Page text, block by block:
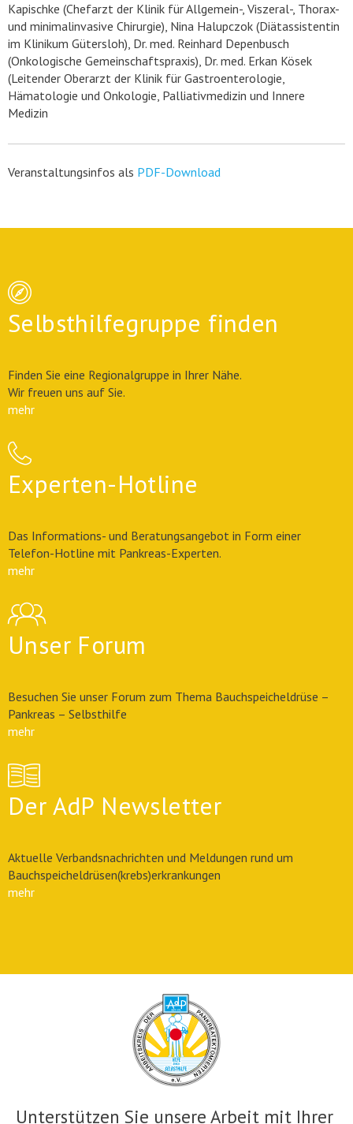
Kapischke (Chefarzt der Klinik für Allgemein-, Viszeral-, Thorax-
und minimalinvasive Chirurgie), Nina Halupczok (Diätassistentin
im Klinikum Gütersloh), Dr. med. Reinhard Depenbusch
(Onkologische Gemeinschaftspraxis), Dr. med. Erkan Kösek
(Leitender Oberarzt der Klinik für Gastroenterologie,
Hämatologie und Onkologie, Palliativmedizin und Innere
Medizin
Veranstaltungsinfos als PDF-Download
Selbsthilfegruppe finden
Finden Sie eine Regionalgruppe in Ihrer Nähe.
Wir freuen uns auf Sie.
mehr
Experten-Hotline
Das Informations- und Beratungsangebot in Form einer
Telefon-Hotline mit Pankreas-Experten.
mehr
Unser Forum
Besuchen Sie unser Forum zum Thema Bauchspeicheldrüse –
Pankreas – Selbsthilfe
mehr
Der AdP Newsletter
Aktuelle Verbandsnachrichten und Meldungen rund um
Bauchspeicheldrüsen(krebs)erkrankungen
mehr
Unterstützen Sie unsere Arbeit mit Ihrer